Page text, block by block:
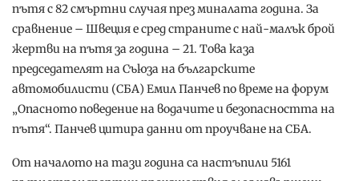
пътя с 82 смъртни случая през миналата година. За
сравнение – Швеция е сред страните с най-малък брой
жертви на пътя за година – 21. Това каза
председателят на Съюза на българските
автомобилисти (СБА) Емил Панчев по време на форум
„Опасното поведение на водачите и безопасността на
пътя“. Панчев цитира данни от проучване на СБА.
От началото на тази година са настъпили 5161